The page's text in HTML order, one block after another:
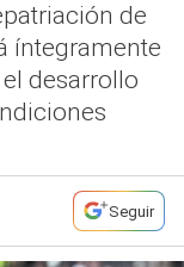
de
íntegramente
desarrollo
Seguir